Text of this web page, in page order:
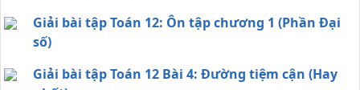
Giải bài tập Toán 12: Ôn tập chương 1 (Phần Đại
số)
Giải bài tập Toán 12 Bài 4: Đường tiệm cận (Hay